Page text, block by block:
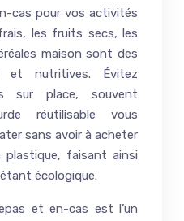
cas pour vos activités
les fruits secs, les
maison sont des
et nutritives. Évitez
sur place, souvent
réutilisable vous
sans avoir à acheter
plastique, faisant ainsi
écologique.
et en-cas est l’un